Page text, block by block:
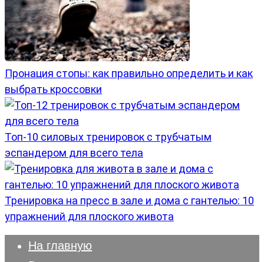
Пронация стопы: как правильно определить и как
выбрать кроссовки
Топ-10 силовых тренировок с трубчатым
эспандером для всего тела
Тренировка на пресс в зале и дома с гантелью: 10
упражнений для плоского живота
На главную